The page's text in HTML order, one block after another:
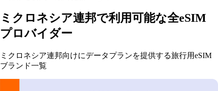
ミクロネシア連邦で利用可能な全eSIM
プロバイダー
ミクロネシア連邦向けにデータプランを提供する旅行用eSIM
ブランド一覧